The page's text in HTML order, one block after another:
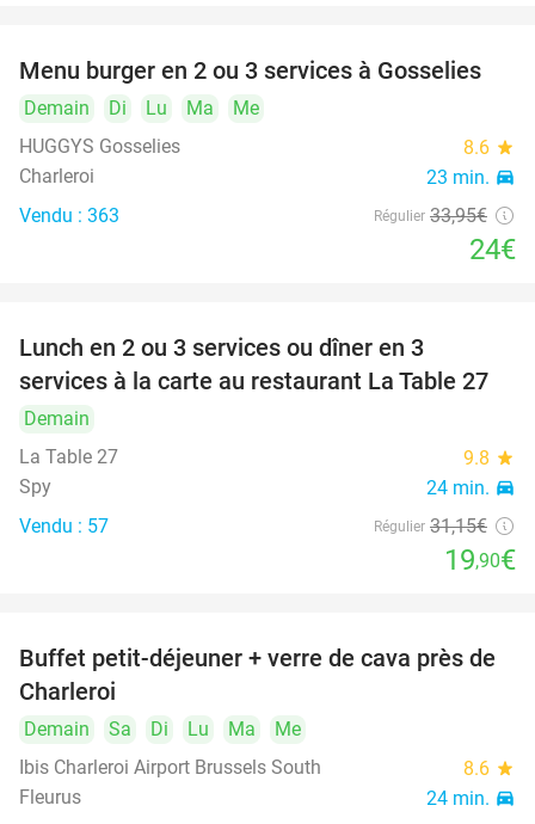
29%
Menu burger en 2 ou 3 services à Gosselies
Demain Di Lu Ma
Me
HUGGYS Gosselies
8.6 star
Charleroi 23 min. directions_car
Vendu : 363 Régulier 33,95€
24€
Lunch en 2 ou 3 services ou dîner en 3
services à la carte au restaurant La Table 27
Demain
La Table 27
9.8 star
Spy 24 min. directions_car
Vendu : 57 Régulier 31,15€
19,90€
35%
Buffet petit-déjeuner + verre de cava près de
Charleroi
Demain Sa Di Lu Ma
Me
Ibis Charleroi Airport Brussels South
8.6 star
Fleurus 24 min. directions_car